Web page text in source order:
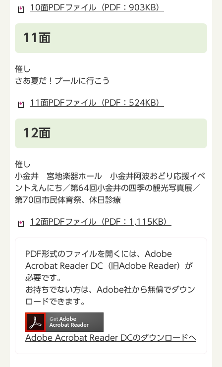
10面PDFファイル（PDF：903KB）
11面
催し
さあ夏だ！プールに行こう
11面PDFファイル（PDF：524KB）
12面
催し
小金井 宮地楽器ホール 小金井阿波おどり応援イベ
ントえんにち／第64回小金井の四季の観光写真展／
第70回市民体育祭、休日診療
12面PDFファイル（PDF：1,115KB）
PDF形式のファイルを開くには、Adobe
Acrobat Reader DC（旧Adobe Reader）が
必要です。
お持ちでない方は、Adobe社から無償でダウン
ロードできます。
Adobe Acrobat Reader DCのダウンロードへ